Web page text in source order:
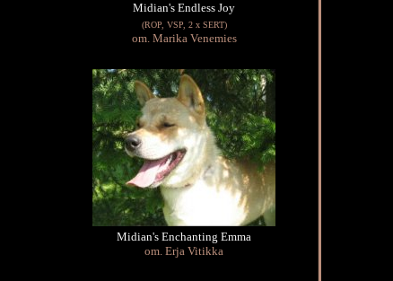
Midian's Endless Joy
(ROP, VSP, 2 x SERT)
om. Marika Venemies
Midian's Enchanting Emma
om. Erja Vitikka